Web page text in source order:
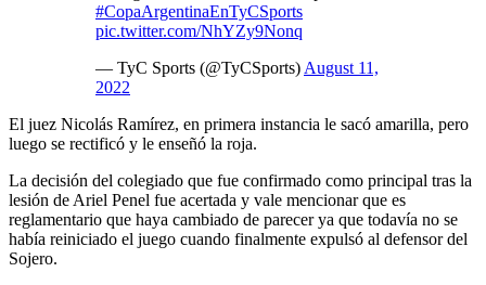
#CopaArgentinaEnTyCSports
pic.twitter.com/NhYZy9Nonq
— TyC Sports (@TyCSports) August 11,
2022
El juez Nicolás Ramírez, en primera instancia le sacó amarilla, pero
luego se rectificó y le enseñó la roja.
La decisión del colegiado que fue confirmado como principal tras la
lesión de Ariel Penel fue acertada y vale mencionar que es
reglamentario que haya cambiado de parecer ya que todavía no se
había reiniciado el juego cuando finalmente expulsó al defensor del
Sojero.